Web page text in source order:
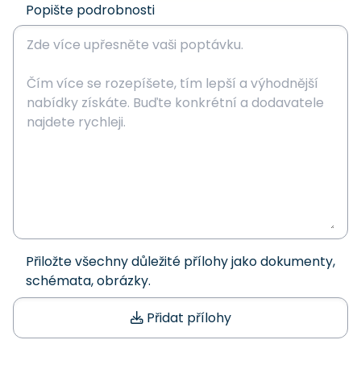
Popište podrobnosti
Přiložte všechny důležité přílohy jako dokumenty,
schémata, obrázky.
Přidat přílohy